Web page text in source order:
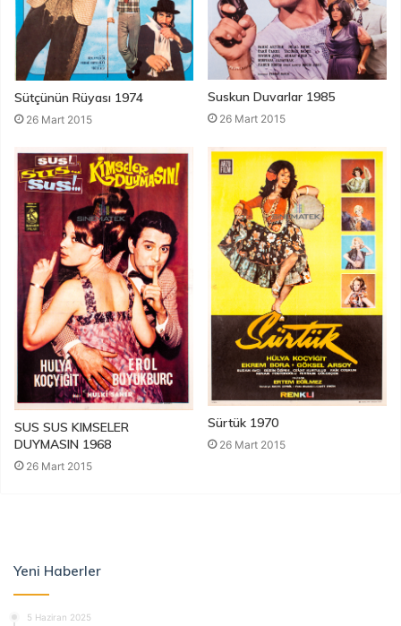
Sütçünün Rüyası 1974
26 Mart 2015
Suskun Duvarlar 1985
26 Mart 2015
SUS SUS KIMSELER
DUYMASIN 1968
26 Mart 2015
Sürtük 1970
26 Mart 2015
Yeni Haberler
5 Haziran 2025